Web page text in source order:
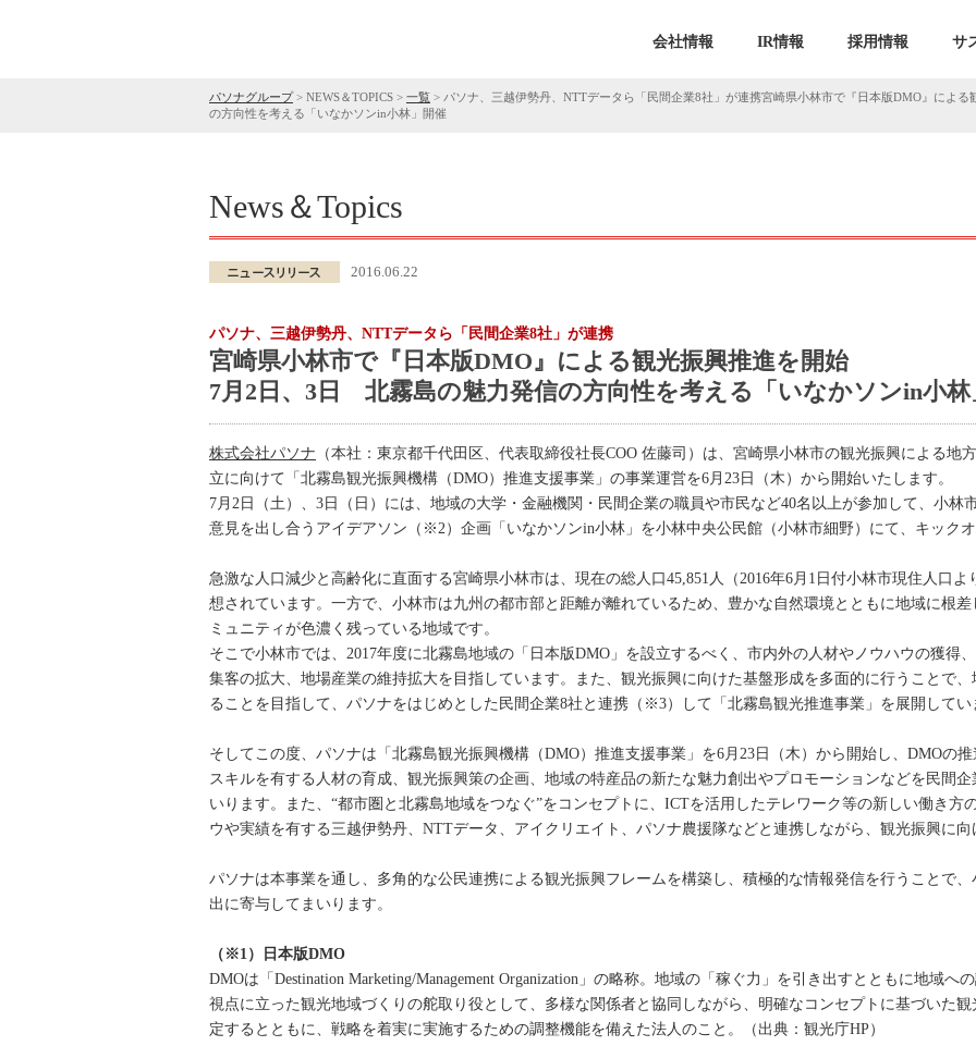
会社情報 IR情報 採用情報 サ
パソナグループ> NEWS＆TOPICS > 一覧 > パソナ、三越伊勢丹、NTTデータら「民間企業8社」が連携宮崎県小林市で『日本版DMO』によ
の方向性を考える「いなかソンin小林」開催
News＆Topics
2016.06.22
パソナ、三越伊勢丹、NTTデータら「民間企業8社」が連携
宮崎県小林市で『日本版DMO』による観光振興推進を開始
7月2日、3日 北霧島の魅力発信の方向性を考える「いなかソンin小林
株式会社パソナ （本社：東京都千代田区、代表取締役社長COO 佐藤司）は、宮崎県小林市の観光振興による
立に向けて「北霧島観光振興機構（DMO）推進支援事業」の事業運営を6月23日（木）から開始いたします。
7月2日（土）、3日（日）には、地域の大学・金融機関・民間企業の職員や市民など40名以上が参加して、小林
意見を出し合うアイデアソン（※2）企画「いなかソンin小林」を小林中央公民館（小林市細野）にて、キック
急激な人口減少と高齢化に直面する宮崎県小林市は、現在の総人口45,851人（2016年6月1日付小林市現住人口よ
想されています。一方で、小林市は九州の都市部と距離が離れているため、豊かな自然環境とともに地域に根
ミュニティが色濃く残っている地域です。
そこで小林市では、2017年度に北霧島地域の「日本版DMO」を設立するべく、市内外の人材やノウハウの獲得
集客の拡大、地場産業の維持拡大を目指しています。また、観光振興に向けた基盤形成を多面的に行うことで
ることを目指して、パソナをはじめとした民間企業8社と連携（※3）して「北霧島観光推進事業」を展開してい
そしてこの度、パソナは「北霧島観光振興機構（DMO）推進支援事業」を6月23日（木）から開始し、DMOの
スキルを有する人材の育成、観光振興策の企画、地域の特産品の新たな魅力創出やプロモーションなどを民間
いります。また、“都市圏と北霧島地域をつなぐ”をコンセプトに、ICTを活用したテレワーク等の新しい働き方
ウや実績を有する三越伊勢丹、NTTデータ、アイクリエイト、パソナ農援隊などと連携しながら、観光振興に向
パソナは本事業を通し、多角的な公民連携による観光振興フレームを構築し、積極的な情報発信を行うことで
出に寄与してまいります。
（※1）日本版DMO
DMOは「Destination Marketing/Management Organization」の略称。地域の「稼ぐ力」を引き出すとともに地域
視点に立った観光地域づくりの舵取り役として、多様な関係者と協同しながら、明確なコンセプトに基づいた
定するとともに、戦略を着実に実施するための調整機能を備えた法人のこと。（出典：観光庁HP）